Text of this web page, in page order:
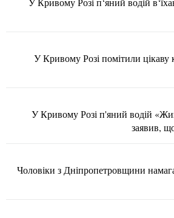
У Кривому Розі помітили цікаву
У Кривому Розі п'яний водій
заявив,
Чоловіки з Дніпропетровщини